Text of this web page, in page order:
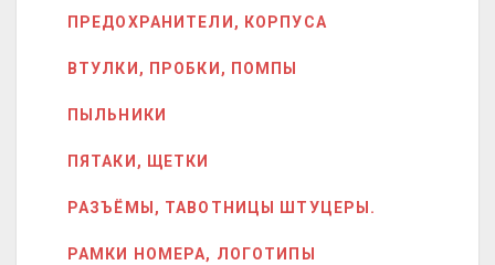
ПРЕДОХРАНИТЕЛИ, КОРПУСА
ВТУЛКИ, ПРОБКИ, ПОМПЫ
ПЫЛЬНИКИ
ПЯТАКИ, ЩЕТКИ
РАЗЪЁМЫ, ТАВОТНИЦЫ ШТУЦЕРЫ.
РАМКИ НОМЕРА, ЛОГОТИПЫ